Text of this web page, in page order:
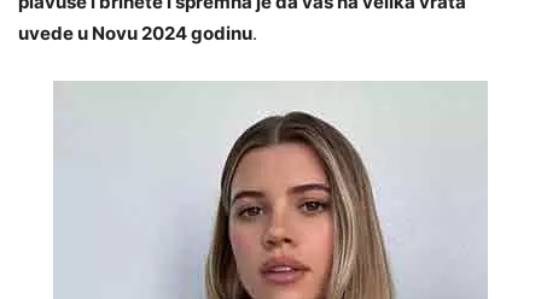
uvede u Novu 2024 godinu.